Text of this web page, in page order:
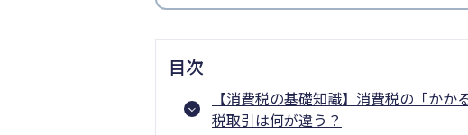
目次
【消費税の基礎知識】消費税の「か
税取引は何が違う？